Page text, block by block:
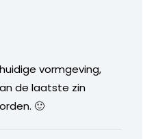
vormgeving,
de laatste zin
🙂